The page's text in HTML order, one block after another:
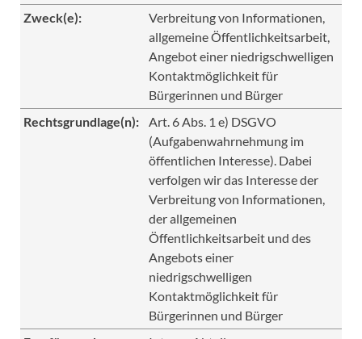
Zweck(e):
Verbreitung von Informationen,
allgemeine Öffentlichkeitsarbeit,
Angebot einer niedrigschwelligen
Kontaktmöglichkeit für
Bürgerinnen und Bürger
Rechtsgrundlage(n):
Art. 6 Abs. 1 e) DSGVO
(Aufgabenwahrnehmung im
öffentlichen Interesse). Dabei
verfolgen wir das Interesse der
Verbreitung von Informationen,
der allgemeinen
Öffentlichkeitsarbeit und des
Angebots einer
niedrigschwelligen
Kontaktmöglichkeit für
Bürgerinnen und Bürger